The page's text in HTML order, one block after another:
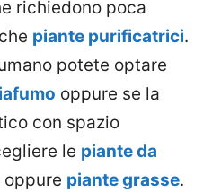
richiedono poca
piante purificatrici.
potete optare
oppure se la
con spazio
le piante da
oppure piante grasse.